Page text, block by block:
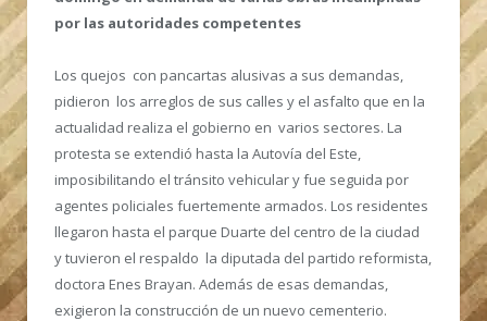
por las autoridades competentes
Los quejos con pancartas alusivas a sus demandas,
pidieron los arreglos de sus calles y el asfalto que en la
actualidad realiza el gobierno en varios sectores. La
protesta se extendió hasta la Autovía del Este,
imposibilitando el tránsito vehicular y fue seguida por
agentes policiales fuertemente armados. Los residentes
llegaron hasta el parque Duarte del centro de la ciudad
y tuvieron el respaldo la diputada del partido reformista,
doctora Enes Brayan. Además de esas demandas,
exigieron la construcción de un nuevo cementerio.